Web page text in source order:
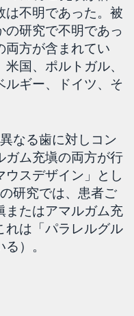
は不明であった。被
研究で不明であっ
両方が含まれてい
国、ポルトガル、
ルギー、ドイツ、そ
なる歯に対しコン
ガム充塡の両方が行
スデザイン」とし
研究では、患者ご
またはアマルガム充
れは「パラレルグル
）。